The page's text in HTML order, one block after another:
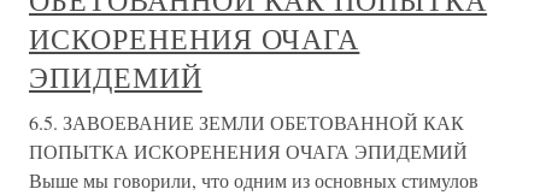
ИСКОРЕНЕНИЯ ОЧАГА
ЭПИДЕМИЙ
6.5. ЗАВОЕВАНИЕ ЗЕМЛИ ОБЕТОВАННОЙ КАК
ПОПЫТКА ИСКОРЕНЕНИЯ ОЧАГА ЭПИДЕМИЙ
Выше мы говорили, что одним из основных стимулов